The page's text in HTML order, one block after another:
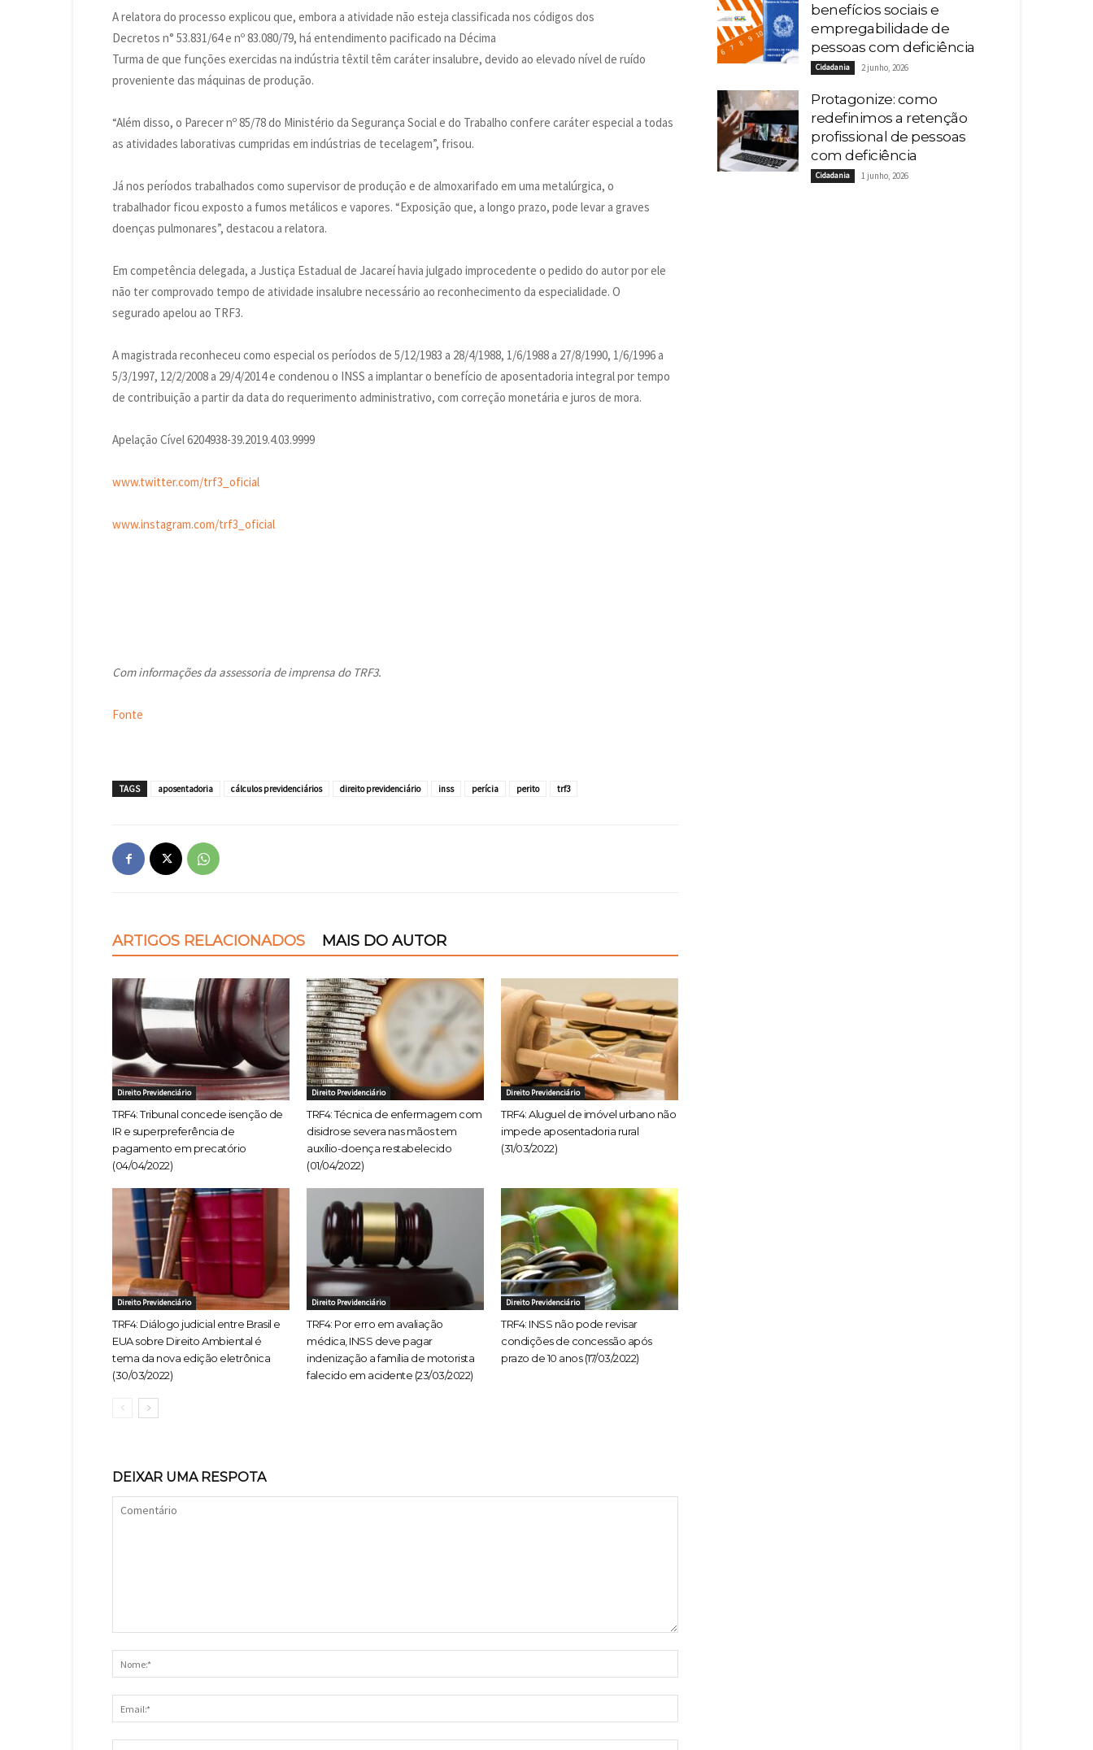
A relatora do processo explicou que, embora a atividade não esteja classificada nos códigos dos
Decretos n° 53.831/64 e nº 83.080/79, há entendimento pacificado na Décima
Turma de que funções exercidas na indústria têxtil têm caráter insalubre, devido ao elevado nível de ruído
proveniente das máquinas de produção.
“Além disso, o Parecer nº 85/78 do Ministério da Segurança Social e do Trabalho confere caráter especial a todas
as atividades laborativas cumpridas em indústrias de tecelagem”, frisou.
Já nos períodos trabalhados como supervisor de produção e de almoxarifado em uma metalúrgica, o
trabalhador ficou exposto a fumos metálicos e vapores. “Exposição que, a longo prazo, pode levar a graves
doenças pulmonares”, destacou a relatora.
Em competência delegada, a Justiça Estadual de Jacareí havia julgado improcedente o pedido do autor por ele
não ter comprovado tempo de atividade insalubre necessário ao reconhecimento da especialidade. O
segurado apelou ao TRF3.
A magistrada reconheceu como especial os períodos de 5/12/1983 a 28/4/1988, 1/6/1988 a 27/8/1990, 1/6/1996 a
5/3/1997, 12/2/2008 a 29/4/2014 e condenou o INSS a implantar o benefício de aposentadoria integral por tempo
de contribuição a partir da data do requerimento administrativo, com correção monetária e juros de mora.
Apelação Cível 6204938-39.2019.4.03.9999
www.twitter.com/trf3_oficial
www.instagram.com/trf3_oficial
Com informações da assessoria de imprensa do TRF3.
Fonte
TAGS aposentadoria cálculos previdenciários direito previdenciário inss perícia perito trf3
ARTIGOS RELACIONADOS MAIS DO AUTOR
Direito Previdenciário
TRF4: Tribunal concede isenção de
IR e superpreferência de
pagamento em precatório
(04/04/2022)
Direito Previdenciário
TRF4: Técnica de enfermagem com
disidrose severa nas mãos tem
auxílio-doença restabelecido
(01/04/2022)
Direito Previdenciário
TRF4: Aluguel de imóvel urbano não
impede aposentadoria rural
(31/03/2022)
Direito Previdenciário
TRF4: Diálogo judicial entre Brasil e
EUA sobre Direito Ambiental é
tema da nova edição eletrônica
(30/03/2022)
Direito Previdenciário
TRF4: Por erro em avaliação
médica, INSS deve pagar
indenização a família de motorista
falecido em acidente (23/03/2022)
Direito Previdenciário
TRF4: INSS não pode revisar
condições de concessão após
prazo de 10 anos (17/03/2022)
DEIXAR UMA RESPOTA
benefícios sociais e
empregabilidade de
pessoas com deficiência
Cidadania 2 junho, 2026
Protagonize: como
redefinimos a retenção
profissional de pessoas
com deficiência
Cidadania 1 junho, 2026